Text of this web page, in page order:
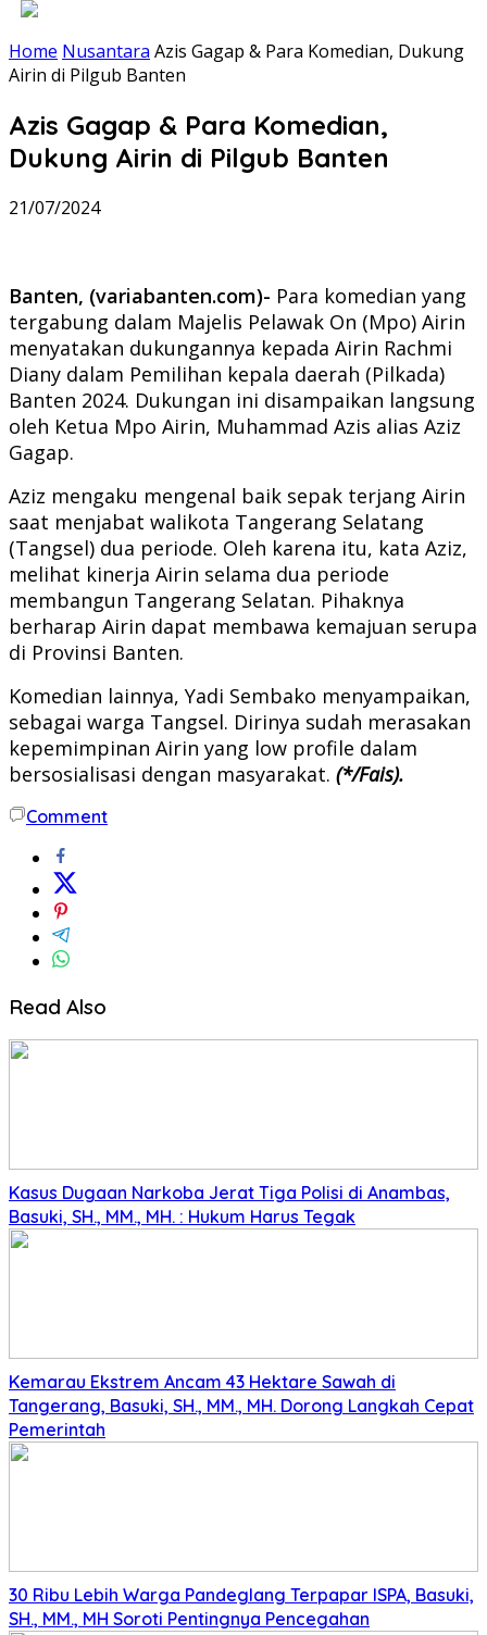
Home Nusantara Azis Gagap & Para Komedian, Dukung
Airin di Pilgub Banten
Azis Gagap & Para Komedian,
Dukung Airin di Pilgub Banten
21/07/2024
Banten, (variabanten.com)- Para komedian yang
tergabung dalam Majelis Pelawak On (Mpo) Airin
menyatakan dukungannya kepada Airin Rachmi
Diany dalam Pemilihan kepala daerah (Pilkada)
Banten 2024. Dukungan ini disampaikan langsung
oleh Ketua Mpo Airin, Muhammad Azis alias Aziz
Gagap.
Aziz mengaku mengenal baik sepak terjang Airin
saat menjabat walikota Tangerang Selatang
(Tangsel) dua periode. Oleh karena itu, kata Aziz,
melihat kinerja Airin selama dua periode
membangun Tangerang Selatan. Pihaknya
berharap Airin dapat membawa kemajuan serupa
di Provinsi Banten.
Komedian lainnya, Yadi Sembako menyampaikan,
sebagai warga Tangsel. Dirinya sudah merasakan
kepemimpinan Airin yang low profile dalam
bersosialisasi dengan masyarakat. (*/Fais).
Comment
Read Also
Kasus Dugaan Narkoba Jerat Tiga Polisi di Anambas,
Basuki, SH., MM., MH. : Hukum Harus Tegak
Kemarau Ekstrem Ancam 43 Hektare Sawah di
Tangerang, Basuki, SH., MM., MH. Dorong Langkah Cepat
Pemerintah
30 Ribu Lebih Warga Pandeglang Terpapar ISPA, Basuki,
SH., MM., MH Soroti Pentingnya Pencegahan